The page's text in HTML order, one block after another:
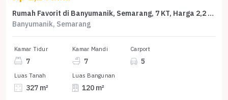
Rumah Favorit di Banyumanik, Semarang, 7 KT, Harga 2,2 Miliar
Banyumanik, Semarang
Kamar Tidur
7
Kamar Mandi
7
Carport
5
Luas Tanah
327 m²
Luas Bangunan
120 m²